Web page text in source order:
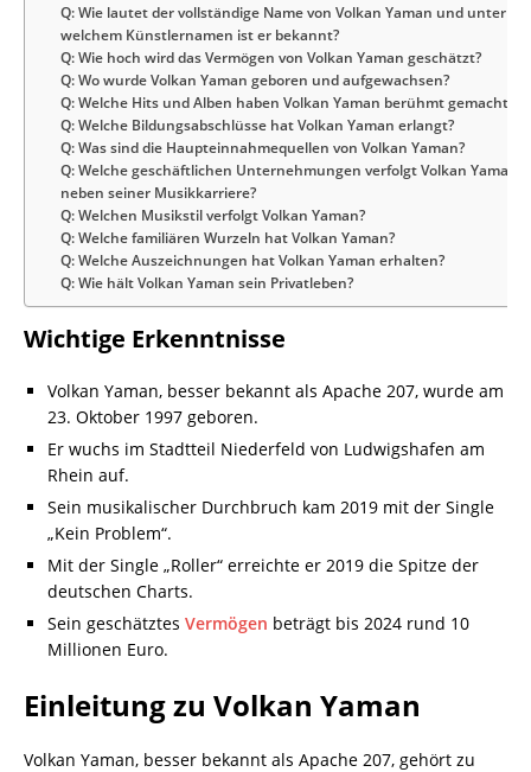
Q: Wie lautet der vollständige Name von Volkan Yaman und unter
welchem Künstlernamen ist er bekannt?
Q: Wie hoch wird das Vermögen von Volkan Yaman geschätzt?
Q: Wo wurde Volkan Yaman geboren und aufgewachsen?
Q: Welche Hits und Alben haben Volkan Yaman berühmt gemacht?
Q: Welche Bildungsabschlüsse hat Volkan Yaman erlangt?
Q: Was sind die Haupteinnahmequellen von Volkan Yaman?
Q: Welche geschäftlichen Unternehmungen verfolgt Volkan Yaman
neben seiner Musikkarriere?
Q: Welchen Musikstil verfolgt Volkan Yaman?
Q: Welche familiären Wurzeln hat Volkan Yaman?
Q: Welche Auszeichnungen hat Volkan Yaman erhalten?
Q: Wie hält Volkan Yaman sein Privatleben?
Wichtige Erkenntnisse
Volkan Yaman, besser bekannt als Apache 207, wurde am
23. Oktober 1997 geboren.
Er wuchs im Stadtteil Niederfeld von Ludwigshafen am
Rhein auf.
Sein musikalischer Durchbruch kam 2019 mit der Single
„Kein Problem“.
Mit der Single „Roller“ erreichte er 2019 die Spitze der
deutschen Charts.
Sein geschätztes Vermögen beträgt bis 2024 rund 10
Millionen Euro.
Einleitung zu Volkan Yaman
Volkan Yaman, besser bekannt als Apache 207, gehört zu